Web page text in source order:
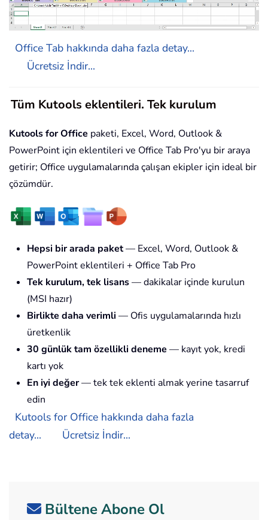
Office Tab hakkında daha fazla detay...
Ücretsiz İndir...
Tüm Kutools eklentileri. Tek kurulum
Kutools for Office paketi, Excel, Word, Outlook &
PowerPoint için eklentileri ve Office Tab Pro'yu bir araya
getirir; Office uygulamalarında çalışan ekipler için ideal bir
çözümdür.
Hepsi bir arada paket— Excel, Word, Outlook &
PowerPoint eklentileri + Office Tab Pro
Tek kurulum, tek lisans— dakikalar içinde kurulun
(MSI hazır)
Birlikte daha verimli — Ofis uygulamalarında hızlı
üretkenlik
30 günlük tam özellikli deneme — kayıt yok, kredi
kartı yok
En iyi değer— tek tek eklenti almak yerine tasarruf
edin
Kutools for Office hakkında daha fazla
detay...
Ücretsiz İndir...
Bültene Abone Ol